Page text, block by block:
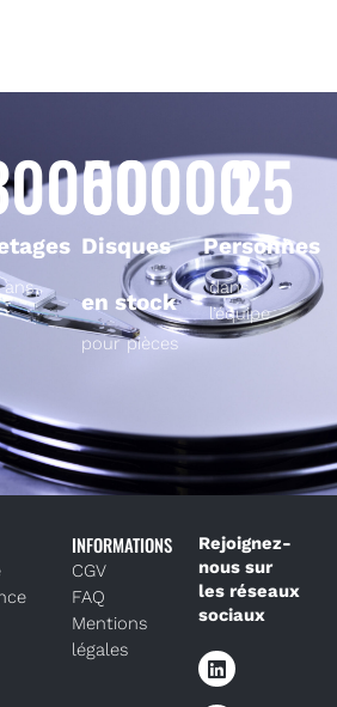
ans
Disques
en stock
50000
pour pièces
Personnes
25
dans
l’équipe
INFORMATIONS
CGV
FAQ
Mentions
légales
Rejoignez-
nous sur
les réseaux
sociaux